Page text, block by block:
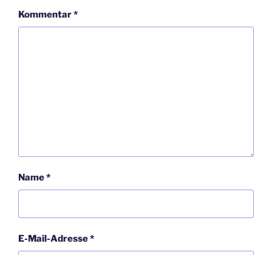
Kommentar*
Name*
E-Mail-Adresse*